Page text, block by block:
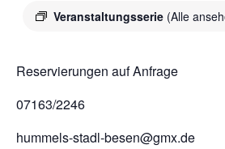
Veranstaltungsserie (Alle
Reservierungen auf Anfrage
07163/2246
hummels-stadl-besen@gmx.de